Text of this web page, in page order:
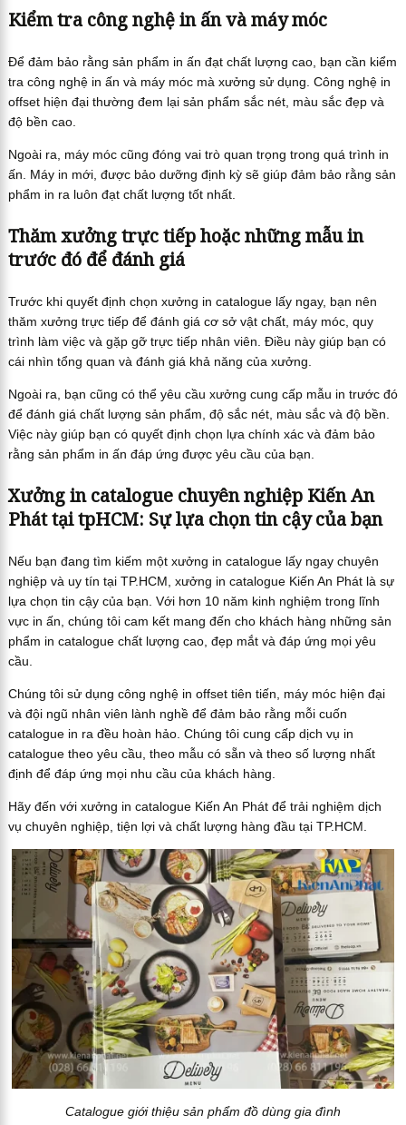
Kiểm tra công nghệ in ấn và máy móc
Để đảm bảo rằng sản phẩm in ấn đạt chất lượng cao, bạn cần kiểm
tra công nghệ in ấn và máy móc mà xưởng sử dụng. Công nghệ in
offset hiện đại thường đem lại sản phẩm sắc nét, màu sắc đẹp và
độ bền cao.
Ngoài ra, máy móc cũng đóng vai trò quan trọng trong quá trình in
ấn. Máy in mới, được bảo dưỡng định kỳ sẽ giúp đảm bảo rằng sản
phẩm in ra luôn đạt chất lượng tốt nhất.
Thăm xưởng trực tiếp hoặc những mẫu in
trước đó để đánh giá
Trước khi quyết định chọn xưởng in catalogue lấy ngay, bạn nên
thăm xưởng trực tiếp để đánh giá cơ sở vật chất, máy móc, quy
trình làm việc và gặp gỡ trực tiếp nhân viên. Điều này giúp bạn có
cái nhìn tổng quan và đánh giá khả năng của xưởng.
Ngoài ra, bạn cũng có thể yêu cầu xưởng cung cấp mẫu in trước đó
để đánh giá chất lượng sản phẩm, độ sắc nét, màu sắc và độ bền.
Việc này giúp bạn có quyết định chọn lựa chính xác và đảm bảo
rằng sản phẩm in ấn đáp ứng được yêu cầu của bạn.
Xưởng in catalogue chuyên nghiệp Kiến An
Phát tại tpHCM: Sự lựa chọn tin cậy của bạn
Nếu bạn đang tìm kiếm một xưởng in catalogue lấy ngay chuyên
nghiệp và uy tín tại TP.HCM, xưởng in catalogue Kiến An Phát là sự
lựa chọn tin cậy của bạn. Với hơn 10 năm kinh nghiệm trong lĩnh
vực in ấn, chúng tôi cam kết mang đến cho khách hàng những sản
phẩm in catalogue chất lượng cao, đẹp mắt và đáp ứng mọi yêu
cầu.
Chúng tôi sử dụng công nghệ in offset tiên tiến, máy móc hiện đại
và đội ngũ nhân viên lành nghề để đảm bảo rằng mỗi cuốn
catalogue in ra đều hoàn hảo. Chúng tôi cung cấp dịch vụ in
catalogue theo yêu cầu, theo mẫu có sẵn và theo số lượng nhất
định để đáp ứng mọi nhu cầu của khách hàng.
Hãy đến với xưởng in catalogue Kiến An Phát để trải nghiệm dịch
vụ chuyên nghiệp, tiện lợi và chất lượng hàng đầu tại TP.HCM.
Catalogue giới thiệu sản phẩm đồ dùng gia đình